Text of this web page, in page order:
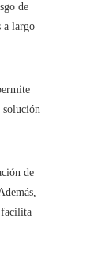
de
a largo
solución
de
facilita